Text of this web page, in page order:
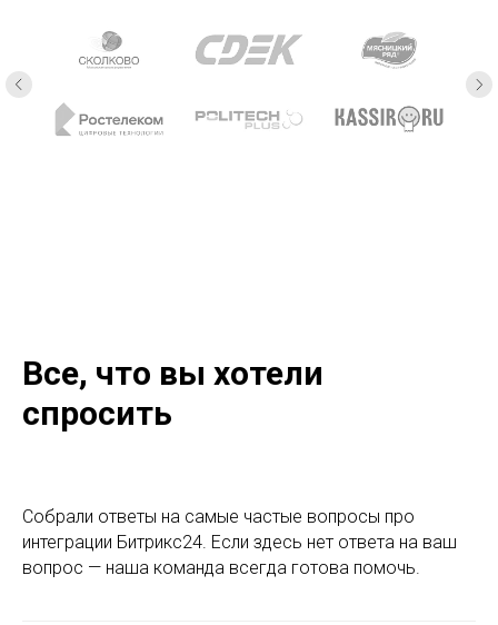
Все, что вы хотели
спросить
Собрали ответы на самые частые вопросы про
интеграции Битрикс24. Если здесь нет ответа на ваш
вопрос — наша команда всегда готова помочь.